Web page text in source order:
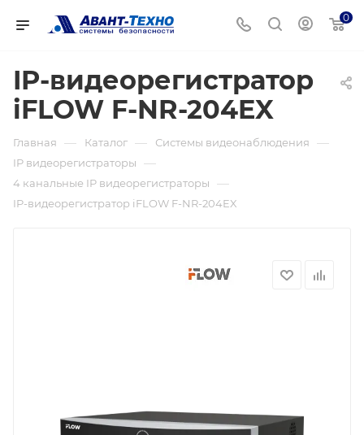
0
IP-видеорегистратор
iFLOW F-NR-204EX
Главная — Каталог — Системы видеонаблюдения —
IP видеорегистраторы —
4 канальные IP видеорегистраторы —
IP-видеорегистратор iFLOW F-NR-204EX